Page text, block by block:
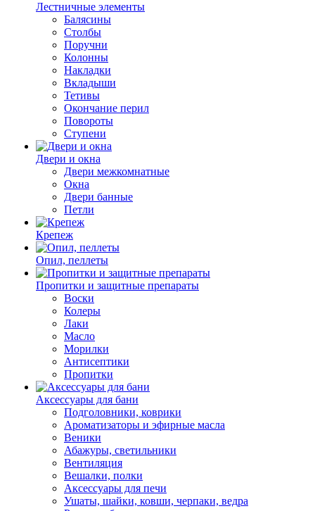
Лестничные элементы
Балясины
Столбы
Поручни
Колонны
Накладки
Вкладыши
Тетивы
Окончание перил
Повороты
Ступени
Двери и окна
Двери межкомнатные
Окна
Двери банные
Петли
Крепеж
Опил, пеллеты
Пропитки и защитные препараты
Воски
Колеры
Лаки
Масло
Морилки
Антисептики
Пропитки
Аксессуары для бани
Подголовники, коврики
Ароматизаторы и эфирные масла
Веники
Абажуры, светильники
Вентиляция
Вешалки, полки
Аксессуары для печи
Ушаты, шайки, ковши, черпаки, ведра